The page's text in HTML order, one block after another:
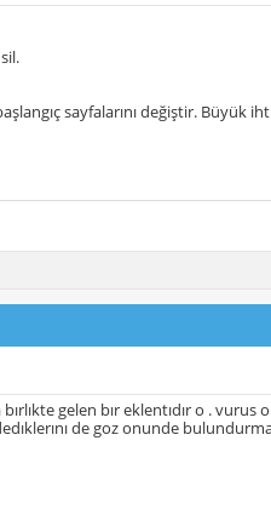
sayfalarını değiştir. Büyük
gelen bır eklentıdır o .
de goz onunde